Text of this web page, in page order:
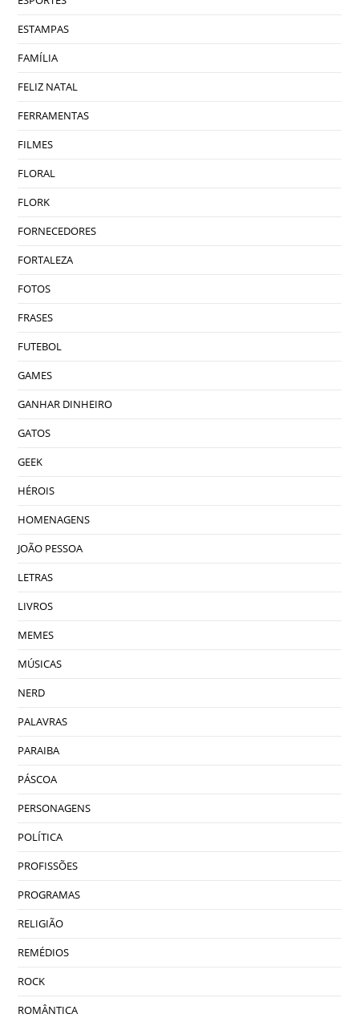
ESTAMPAS
FAMÍLIA
FELIZ NATAL
FERRAMENTAS
FILMES
FLORAL
FLORK
FORNECEDORES
FORTALEZA
FOTOS
FRASES
FUTEBOL
GAMES
GANHAR DINHEIRO
GATOS
GEEK
HÉROIS
HOMENAGENS
JOÃO PESSOA
LETRAS
LIVROS
MEMES
MÚSICAS
NERD
PALAVRAS
PARAIBA
PÁSCOA
PERSONAGENS
POLÍTICA
PROFISSÕES
PROGRAMAS
RELIGIÃO
REMÉDIOS
ROCK
ROMÂNTICA